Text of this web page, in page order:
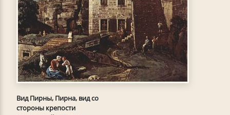
Вид Пирны, Пирна, вид со
стороны крепости